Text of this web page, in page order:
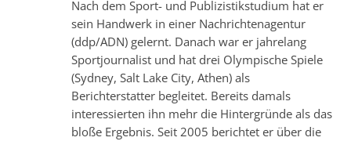
Nach dem Sport- und Publizistikstudium hat er
sein Handwerk in einer Nachrichtenagentur
(ddp/ADN) gelernt. Danach war er jahrelang
Sportjournalist und hat drei Olympische Spiele
(Sydney, Salt Lake City, Athen) als
Berichterstatter begleitet. Bereits damals
interessierten ihn mehr die Hintergründe als das
bloße Ergebnis. Seit 2005 berichtet er über die